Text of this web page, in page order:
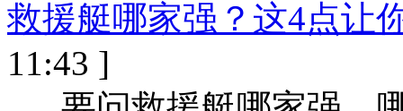
救援艇哪家强？这4点让
11:43 ]